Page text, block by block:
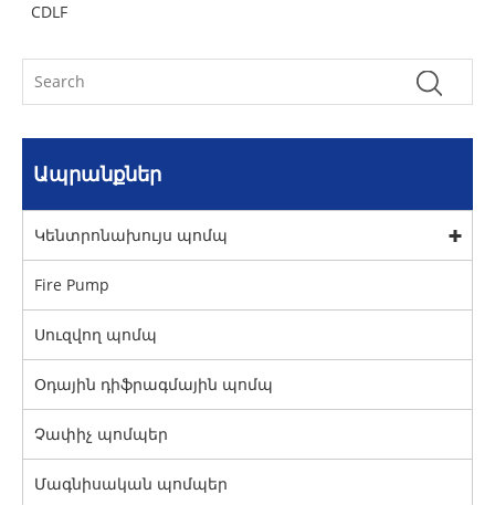
CDLF
Ապրանքներ
Կենտրոնախույս պոմպ
Fire Pump
Սուզվող պոմպ
Օդային դիֆրագմային պոմպ
Չափիչ պոմպեր
Մագնիսական պոմպեր